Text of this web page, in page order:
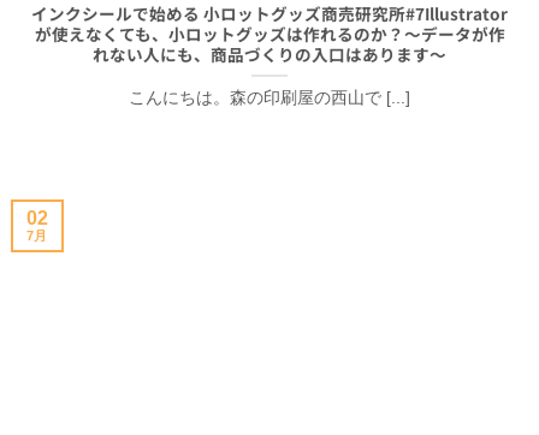
インクシールで始める 小ロットグッズ商売研究所#7Illustrator
が使えなくても、小ロットグッズは作れるのか？〜データが作
れない人にも、商品づくりの入口はあります〜
こんにちは。森の印刷屋の西山で [...]
02
7月